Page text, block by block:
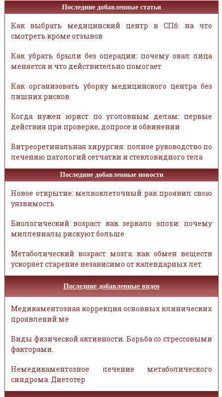
Последние добавленные статьи
Как выбрать медицинский центр в СПб: на что
смотреть кроме отзывов
Как убрать брыли без операции: почему овал лица
меняется и что действительно помогает
Как организовать уборку медицинского центра без
лишних рисков
Когда нужен юрист по уголовным делам: первые
действия при проверке, допросе и обвинении
Витреоретинальная хирургия: полное руководство по
лечению патологий сетчатки и стекловидного тела
Последние добавленные новости
Новое открытие: мелкоклеточный рак проявил свою
уязвимость
Биологический возраст как зеркало эпохи: почему
миллениалы рискуют больше
Метаболический возраст мозга: как обмен веществ
ускоряет старение независимо от календарных лет
Последние добавленные видео
Медикаментозная коррекция основных клинических
проявлений ме
Виды физической активности. Борьба со стрессовыми
факторами.
Немедикаментозное лечение метаболического
синдрома. Диетотер